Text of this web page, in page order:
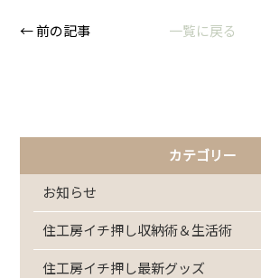
← 前の記事 一覧に戻る
カテゴリー
お知らせ
住工房イチ押し収納術＆生活術
住工房イチ押し最新グッズ